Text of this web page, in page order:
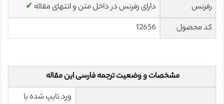
رفرنس
دارای رفرنس در داخل متن و انتهای مقاله ✓
کد محصول
12656
مشخصات و وضعیت ترجمه فارسی این مقاله
ورد تایپ شده با